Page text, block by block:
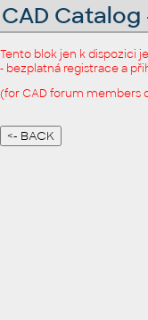
CAD
Tento blok jen k dispozici
- bezplatná registrace a
(for CAD forum members